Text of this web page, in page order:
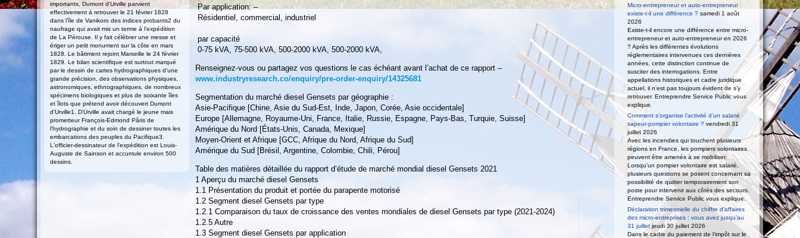
importants, Dumont d'Urville parvient
effectivement à retrouver le 21 février 1828
dans l’île de Vanikoro des indices probants2 du
naufrage qui avait mis un terme à l'expédition
de La Pérouse. Il y fait célébrer une messe et
ériger un petit monument sur la côte en mars
1828. Le bâtiment rejoint Marseille le 24 février
1829. Le bilan scientifique est surtout marqué
par le dessin de cartes hydrographiques d’une
grande précision, des observations physiques,
astronomiques, ethnographiques, de nombreux
spécimens biologiques et plus de soixante îles
et îlots que prétend avoir découvert Dumont
d’Urville1. D'Urville avait chargé le jeune mais
prometteur François-Edmond Pâris de
l'hydrographie et du soin de dessiner toutes les
embarcations des peuples du Pacifique3.
L'officier-dessinateur de l'expédition est Louis-
Auguste de Sainson et accumule environ 500
dessins.
Par application: –
Résidentiel, commercial, industriel
par capacité
0-75 kVA, 75-500 kVA, 500-2000 kVA, 500-2000 kVA,
Renseignez-vous ou partagez vos questions le cas échéant avant l’achat de ce rapport –
www.industryresearch.co/enquiry/pre-order-enquiry/14325681
Segmentation du marché diesel Gensets par géographie :
Asie-Pacifique [Chine, Asie du Sud-Est, Inde, Japon, Corée, Asie occidentale]
Europe [Allemagne, Royaume-Uni, France, Italie, Russie, Espagne, Pays-Bas, Turquie, Suisse]
Amérique du Nord [États-Unis, Canada, Mexique]
Moyen-Orient et Afrique [GCC, Afrique du Nord, Afrique du Sud]
Amérique du Sud [Brésil, Argentine, Colombie, Chili, Pérou]
Table des matières détaillée du rapport d’étude de marché mondial diesel Gensets 2021
1 Aperçu du marché diesel Gensets
1.1 Présentation du produit et portée du parapente motorisé
1.2 Segment diesel Gensets par type
1.2.1 Comparaison du taux de croissance des ventes mondiales de diesel Gensets par type (2021-2024)
1.2.5 Autre
1.3 Segment diesel Gensets par application
Micro-entrepreneur et auto-entrepreneur :
existe-t-il une différence ? samedi 1 août
2026
Existe-t-il encore une différence entre micro-
entrepreneur et auto-entrepreneur en 2026
? Après les différentes évolutions
réglementaires intervenues ces dernières
années, cette distinction continue de
susciter des interrogations. Entre
appellations historiques et cadre juridique
actuel, il n’est pas toujours évident de s’y
retrouver. Entreprendre Service Public vous
explique.
Comment s’organise l’activité d’un salarié
sapeur-pompier volontaire ? vendredi 31
juillet 2026
Avec les incendies qui touchent plusieurs
régions en France, les pompiers volontaires
peuvent être amenés à se mobiliser.
Lorsqu’un pompier volontaire est salarié,
plusieurs questions se posent concernant sa
possibilité de quitter temporairement son
poste pour intervenir aux côtés des secours.
Entreprendre Service Public vous explique.
Déclaration trimestrielle du chiffre d’affaires
des micro-entreprises : vous avez jusqu’au
31 juillet jeudi 30 juillet 2026
Dans le cadre du paiement de l’impôt sur le